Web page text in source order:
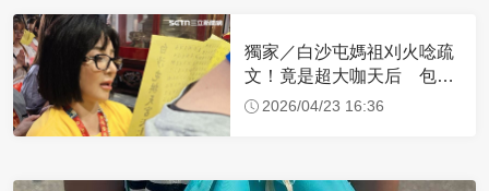
獨家／白沙屯媽祖刈火唸疏
文！竟是超大咖天后 包尿
布忍尿5小時不喊累
2026/04/23 16:36